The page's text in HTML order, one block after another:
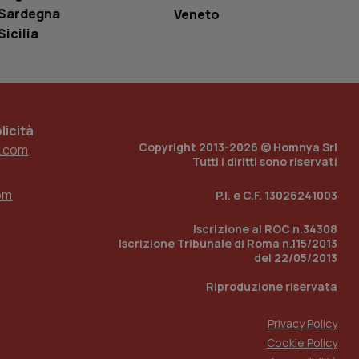
Veneto
Copyright 2013-2026 © Homnya Srl
Tutti i diritti sono riservati
P.I. e C.F. 13026241003
Iscrizione al ROC n.34308
Iscrizione Tribunale di Roma n.115/2013
del 22/05/2013
Riproduzione riservata
Privacy Policy
Cookie Policy
il sito, ma un
di accesso per
per mantenere
traccia
incorporati
del sito web sta
di